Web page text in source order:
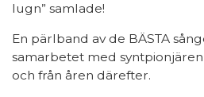
lugn” samlade!
En pärlband av de BÄSTA
samarbetet med
och från åren därefter.